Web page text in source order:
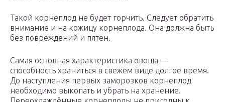
Такой корнеплод не будет горчить. Следует обратить
внимание и на кожицу корнеплода. Она должна быть
без повреждений и пятен.
Самая основная характеристика овоща —
способность храниться в свежем виде долгое время.
До наступления первых заморозков корнеплод
необходимо выкопать и убрать на хранение.